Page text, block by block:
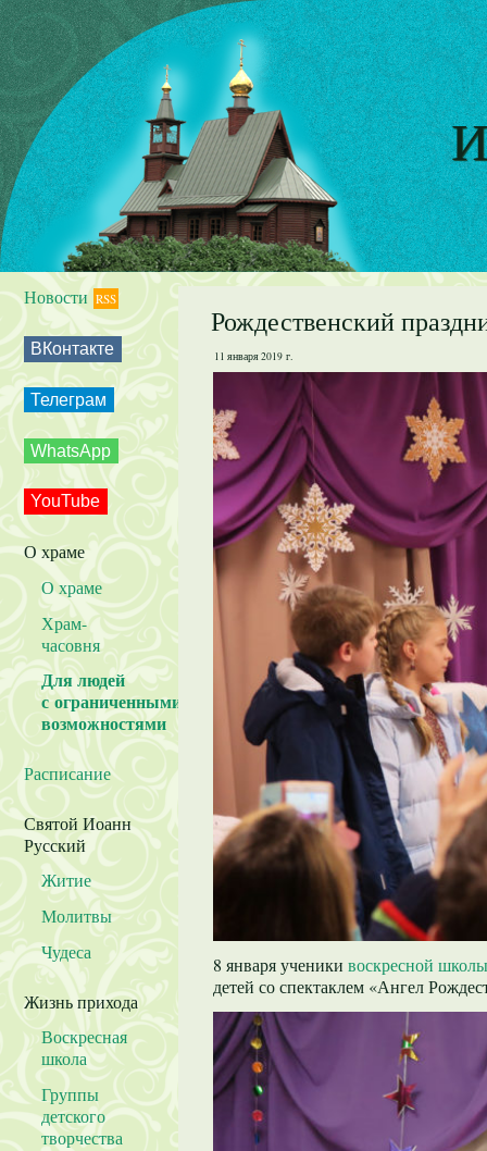
Новости RSS
ВКонтакте
Телеграм
WhatsApp
YouTube
О храме
О храме
Храм-
часовня
Для людей
с ограниченными
возможностями
Расписание
Святой Иоанн
Русский
Житие
Молитвы
Чудеса
Жизнь прихода
Воскресная
школа
Группы
детского
творчества
Рождественский
11 января 2019 г.
8 января ученики воскресной школы
детей со спектаклем «Ангел